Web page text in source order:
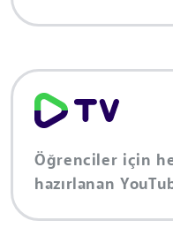
Öğrenciler için
hazırlanan